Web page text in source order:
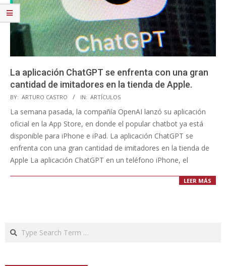
La aplicación ChatGPT se enfrenta con una gran
cantidad de imitadores en la tienda de Apple.
2023-
05-
23
BY: ARTURO CASTRO IN: ARTÍCULOS
La semana pasada, la compañía OpenAI lanzó su aplicación
oficial en la App Store, en donde el popular chatbot ya está
disponible para iPhone e iPad. La aplicación ChatGPT se
enfrenta con una gran cantidad de imitadores en la tienda de
Apple La aplicación ChatGPT en un teléfono iPhone, el
LEER MÁS
Search